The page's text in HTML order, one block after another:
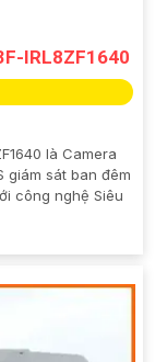
IRL8ZF1640
là Camera
giám sát ban đêm
công nghệ Siêu